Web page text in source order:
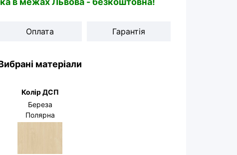
Оплата Гарантія
матеріали
Колір ДСП
Береза
Полярна